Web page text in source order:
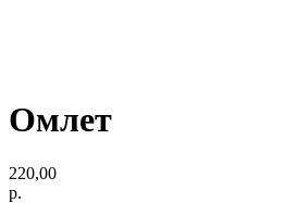
Омлет
220,00
р.